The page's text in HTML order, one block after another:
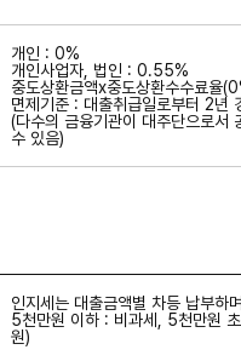
개인 : 0%
개인사업자, 법인 : 0.55%
중도상환금액x중도상환수수료율
면제기준 : 대출취급일로부터 2년
(다수의 금융기관이 대주단으로서
수 있음)
인지세는 대출금액별 차등 납부
5천만원 이하 : 비과세, 5천만원
원)